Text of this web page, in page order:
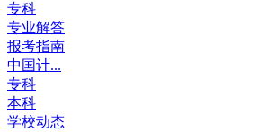
专科
专业解答
报考指南
中国计...
专科
本科
学校动态